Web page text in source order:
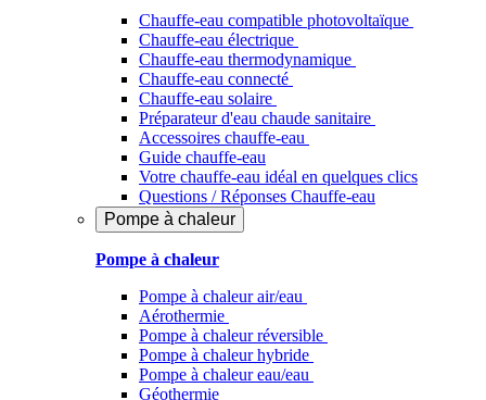
Chauffe-eau compatible photovoltaïque
Chauffe-eau électrique
Chauffe-eau thermodynamique
Chauffe-eau connecté
Chauffe-eau solaire
Préparateur d'eau chaude sanitaire
Accessoires chauffe-eau
Guide chauffe-eau
Votre chauffe-eau idéal en quelques clics
Questions / Réponses Chauffe-eau
Pompe à chaleur
Pompe à chaleur
Pompe à chaleur air/eau
Aérothermie
Pompe à chaleur réversible
Pompe à chaleur hybride
Pompe à chaleur​ eau/eau
Géothermie